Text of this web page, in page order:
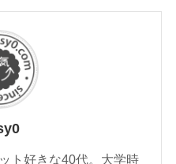
ト好きな40代。大学時